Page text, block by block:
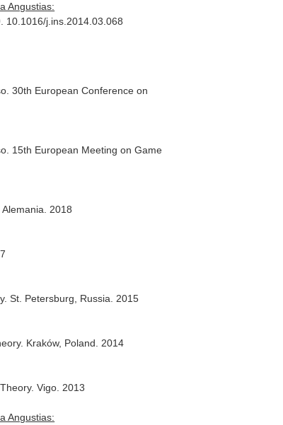
Angustias:
10.1016/j.ins.2014.03.068
30th European Conference on
15th European Meeting on Game
2018
St. Petersburg, Russia. 2015
Kraków, Poland. 2014
Vigo. 2013
Angustias: